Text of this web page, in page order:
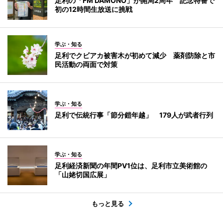
初の12時間生放送に挑戦
学ぶ・知る
足利でクビアカ被害木が初めて減少 薬剤防除と市
民活動の両面で対策
学ぶ・知る
足利で伝統行事「節分鎧年越」 179人が武者行列
学ぶ・知る
足利経済新聞の年間PV1位は、足利市立美術館の
「山姥切国広展」
もっと見る